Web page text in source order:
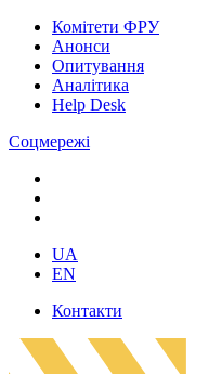
Комітети ФРУ
Анонси
Опитування
Аналітика
Help Desk
Соцмережі
UA
EN
Контакти